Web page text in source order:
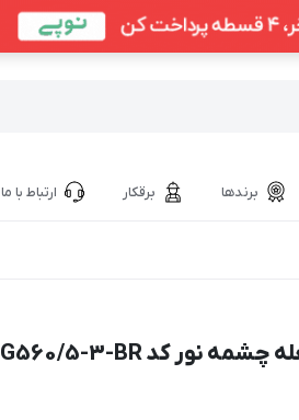
برندها برقکار ارتباط با ما